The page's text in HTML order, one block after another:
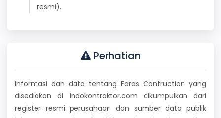
resmi).
Perhatian
Informasi dan data tentang Faras Contruction yang
disediakan di indokontraktor.com dikumpulkan dari
register resmi perusahaan dan sumber data publik